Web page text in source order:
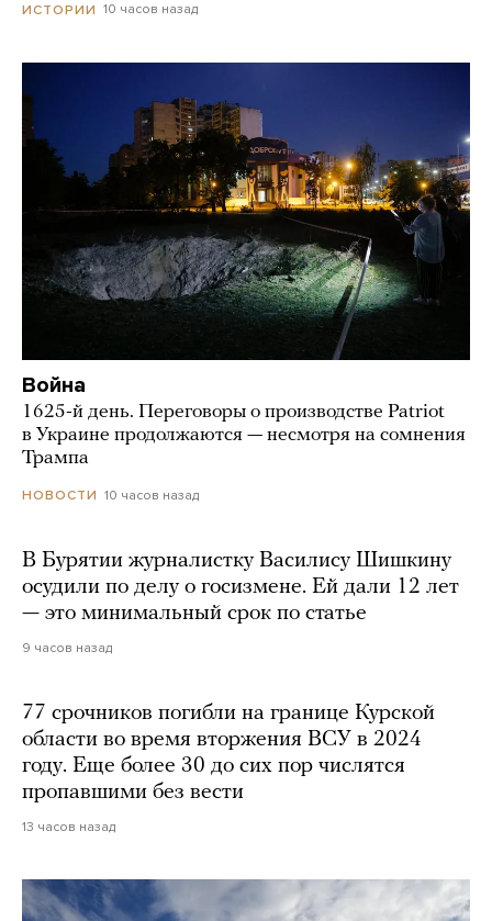
ИСТОРИИ 10 часов назад
Война
1625-й день. Переговоры о производстве Patriot
в Украине продолжаются — несмотря на сомнения
Трампа
НОВОСТИ 10 часов назад
В Бурятии журналистку Василису Шишкину
осудили по делу о госизмене. Ей дали 12 лет
— это минимальный срок по статье
9 часов назад
77 срочников погибли на границе Курской
области во время вторжения ВСУ в 2024
году. Еще более 30 до сих пор числятся
пропавшими без вести
13 часов назад